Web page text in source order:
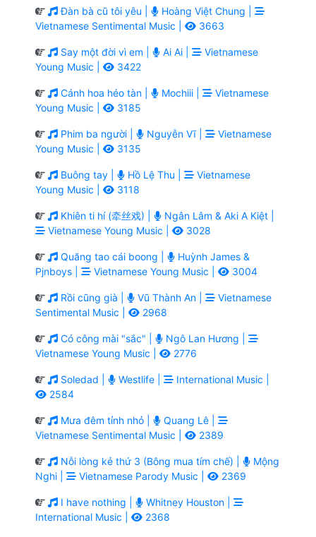
Đàn bà cũ tôi yêu |
Hoàng Việt Chung |
Vietnamese Sentimental Music |
3663
Say một đời vì em | Ai Ai |
Vietnamese
Young Music |
3422
Cánh hoa héo tàn | Mochiii |
Vietnamese
Young Music |
3185
Phim ba người | Nguyễn Vĩ |
Vietnamese
Young Music |
3135
Buông tay | Hồ Lệ Thu |
Vietnamese
Young Music |
3118
Khiên ti hí (牵丝戏) |
Ngân Lâm & Aki A Kiệt |
Vietnamese Young Music |
3028
Quăng tao cái boong |
Huỳnh James &
Pjnboys |
Vietnamese Young Music | 3004
Rồi cũng già | Vũ Thành An |
Vietnamese
Sentimental Music |
2968
Có công mài "sắc" |
Ngô Lan Hương |
Vietnamese Young Music |
2776
Soledad | Westlife |
International Music |
2584
Mưa đêm tỉnh nhỏ |
Quang Lê |
Vietnamese Sentimental Music |
2389
Nỗi lòng kẻ thứ 3 (Bông mua tím chế) |
Mộng
Nghi |
Vietnamese Parody Music | 2369
I have nothing |
Whitney Houston |
International Music |
2368